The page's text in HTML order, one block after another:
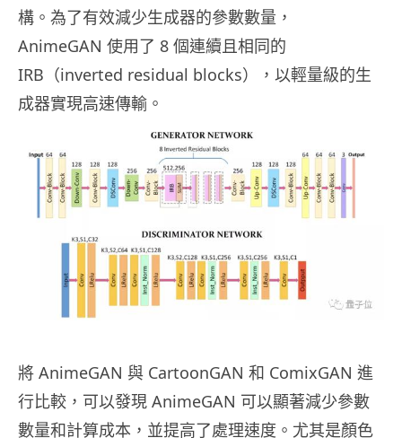
構。為了有效減少生成器的參數數量，
AnimeGAN 使用了 8 個連續且相同的
IRB（inverted residual blocks），以輕量級的生
成器實現高速傳輸。
將 AnimeGAN 與 CartoonGAN 和 ComixGAN 進
行比較，可以發現 AnimeGAN 可以顯著減少參數
數量和計算成本，並提高了處理速度。尤其是顏色